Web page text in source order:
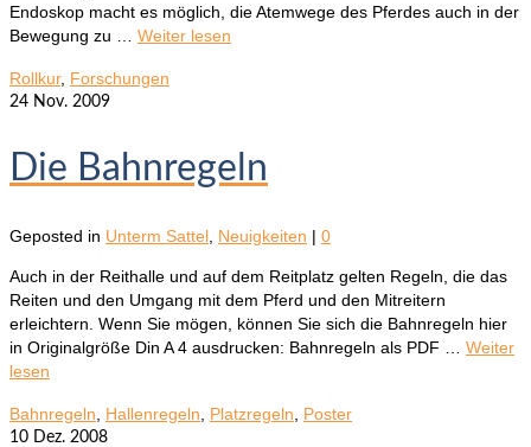
Endoskop macht es möglich, die Atemwege des Pferdes auch in der
Bewegung zu … Weiter lesen
Rollkur, Forschungen
24 Nov. 2009
Die Bahnregeln
Geposted in Unterm Sattel Neuigkeiten | 0
Auch in der Reithalle und auf dem Reitplatz gelten Regeln, die das
Reiten und den Umgang mit dem Pferd und den Mitreitern
erleichtern. Wenn Sie mögen, können Sie sich die Bahnregeln hier
in Originalgröße Din A 4 ausdrucken: Bahnregeln als PDF … Weiter
lesen
Bahnregeln Hallenregeln Platzregeln Poster
10 Dez. 2008